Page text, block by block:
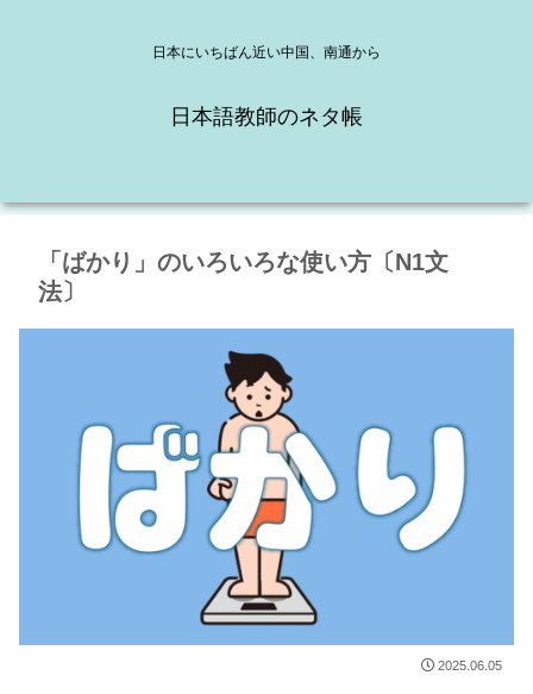
日本にいちばん近い中国、南通から
日本語教師のネタ帳
「ばかり」のいろいろな使い方〔N1文
法〕
2025.06.05